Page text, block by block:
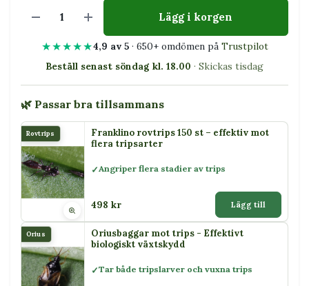
Lägg i korgen
★★★★★4,9 av 5· 650+ omdömen på Trustpilot
Beställ senast söndag kl. 18.00 · Skickas tisdag
🌿 Passar bra tillsammans
Rovtrips
Franklino rovtrips 150 st – effektiv mot
flera tripsarter
Angriper flera stadier av trips
498 kr Lägg till
Orius
Oriusbaggar mot trips - Effektivt
biologiskt växtskydd
Tar både tripslarver och vuxna trips